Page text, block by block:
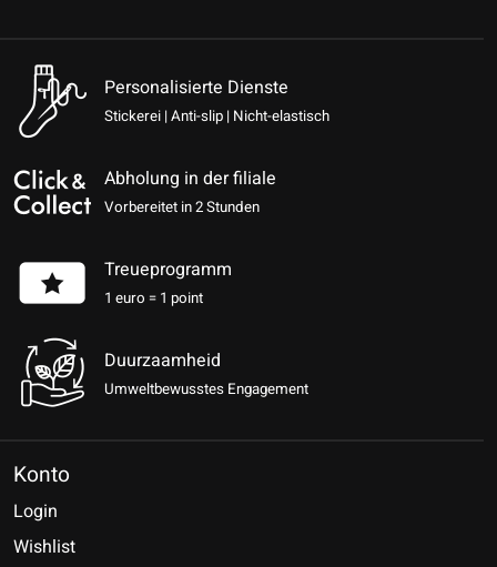
Personalisierte Dienste
Stickerei | Anti-slip | Nicht-elastisch
Abholung in der filiale
Vorbereitet in 2 Stunden
Treueprogramm
1 euro = 1 point
Duurzaamheid
Umweltbewusstes Engagement
Konto
Login
Wishlist